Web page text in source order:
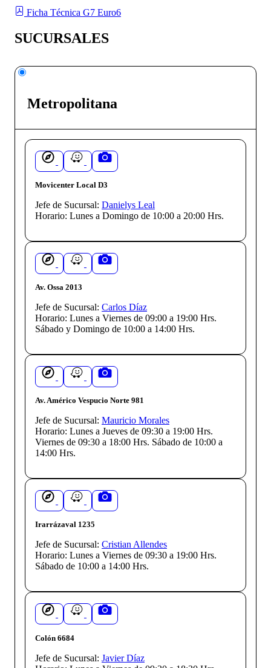
Ficha Técnica G7 Euro6
SUCURSALES
Metropolitana
Movicenter Local D3
Jefe de Sucursal: Danielys Leal
Horario: Lunes a Domingo de 10:00 a 20:00 Hrs.
Av. Ossa 2013
Jefe de Sucursal: Carlos Díaz
Horario: Lunes a Viernes de 09:00 a 19:00 Hrs.
Sábado y Domingo de 10:00 a 14:00 Hrs.
Av. Américo Vespucio Norte 981
Jefe de Sucursal: Mauricio Morales
Horario: Lunes a Jueves de 09:30 a 19:00 Hrs.
Viernes de 09:30 a 18:00 Hrs. Sábado de 10:00 a
14:00 Hrs.
Irarrázaval 1235
Jefe de Sucursal: Cristian Allendes
Horario: Lunes a Viernes de 09:30 a 19:00 Hrs.
Sábado de 10:00 a 14:00 Hrs.
Colón 6684
Jefe de Sucursal: Javier Díaz